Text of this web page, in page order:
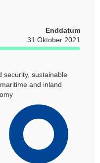
Enddatum
31 Oktober 2021
security, sustainable
and inland